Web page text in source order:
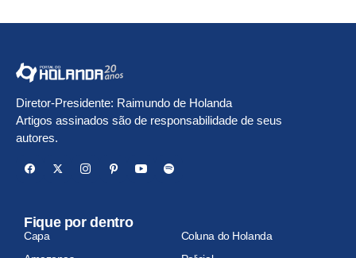
Diretor-Presidente: Raimundo de Holanda
Artigos assinados são de responsabilidade de seus
autores.
Fique por dentro
Capa
Coluna do Holanda